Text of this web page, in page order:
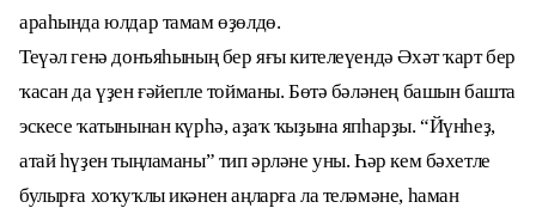
араһында юлдар тамам өҙөлдө.
Теүәл генә донъяһының бер яғы кителеүендә Әхәт ҡарт бер
ҡасан да үҙен ғәйепле тойманы. Бөтә бәләнең башын башта
эскесе ҡатынынан күрһә, аҙаҡ ҡыҙына япһарҙы. “Йүнһеҙ,
атай һүҙен тыңламаны” тип әрләне уны. Һәр кем бәхетле
булырға хоҡуҡлы икәнен аңларға ла теләмәне, һаман